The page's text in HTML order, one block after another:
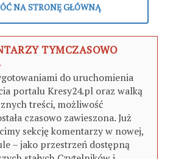
NA STRONĘ GŁÓWNĄ
TYMCZASOWO
do uruchomienia
portalu Kresy24.pl oraz walką
treści, możliwość
czasowo zawieszona. Już
sekcję komentarzy w nowej,
– jako przestrzeń dostępną